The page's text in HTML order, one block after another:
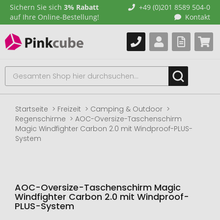
Sichern Sie sich 3% Rabatt
auf Ihre Online-Bestellung!
+49 (0)201 8589 504-0
Kontakt
Startseite Freizeit
Camping & Outdoor
Regenschirme
AOC-Oversize-Taschenschirm
Magic Windfighter Carbon 2.0 mit Windproof-PLUS-
System
AOC-Oversize-Taschenschirm Magic
Windfighter Carbon 2.0 mit Windproof-
PLUS-System